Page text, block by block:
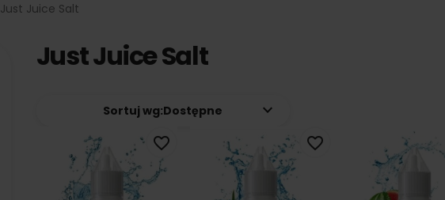
Just Juice Salt
Just Juice Salt
Sortuj wg:Dostępne keyboard_arrow_down
favorite_border favorite_border